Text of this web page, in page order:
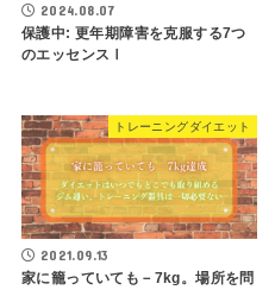
2024.08.07
保護中: 更年期障害を克服する7つ
のエッセンスⅠ
トレーニングダイエット
2021.09.13
家に籠っていても－7kg。場所を問